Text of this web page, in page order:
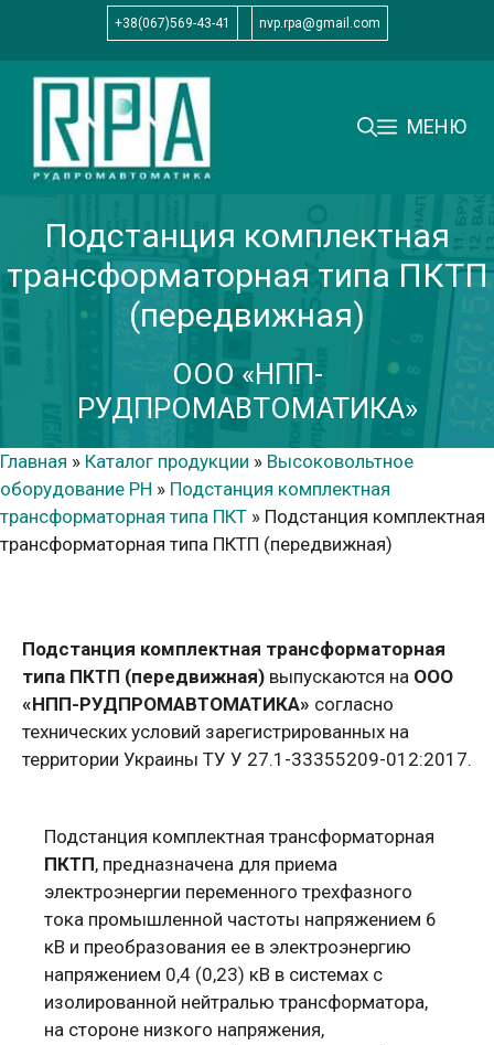
содержимому
+38(067)569-43-41 nvp.rpa@gmail.com
МЕНЮ
Подстанция комплектная
трансформаторная типа ПКТП
(передвижная)
ООО «НПП-
РУДПРОМАВТОМАТИКА»
Главная » Каталог продукции » Высоковольтное
оборудование РН » Подстанция комплектная
трансформаторная типа ПКТ » Подстанция комплектная
трансформаторная типа ПКТП (передвижная)
Подстанция комплектная трансформаторная
типа ПКТП (передвижная) выпускаются на ООО
«НПП-РУДПРОМАВТОМАТИКА» согласно
технических условий зарегистрированных на
территории Украины ТУ У 27.1-33355209-012:2017.
Подстанция комплектная трансформаторная
ПКТП, предназначена для приема
электроэнергии переменного трехфазного
тока промышленной частоты напряжением 6
кВ и преобразования ее в электроэнергию
напряжением 0,4 (0,23) кВ в системах с
изолированной нейтралью трансформатора,
на стороне низкого напряжения,